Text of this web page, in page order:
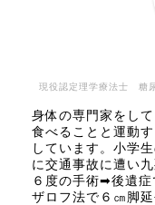
現役認定理学療法士 糖
身体の専門家をし
食べることと運動
しています。小学
に交通事故に遭い
６度の手術➡後遺
ザロフ法で６㎝脚